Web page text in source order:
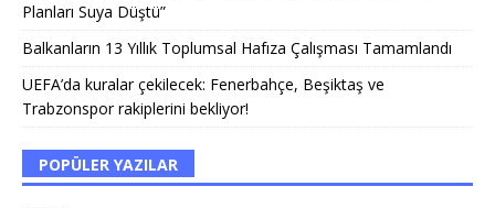
Planları Suya Düştü”
Balkanların 13 Yıllık Toplumsal Hafıza Çalışması Tamamlandı
UEFA’da kuralar çekilecek: Fenerbahçe, Beşiktaş ve
Trabzonspor rakiplerini bekliyor!
POPÜLER YAZILAR